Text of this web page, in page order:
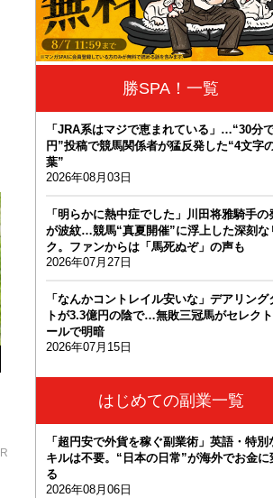
勝SPA！一覧
「JRA系はマジで恵まれている」…“30分
円”投稿で競馬関係者が猛反発した“4文字
葉”
2026年08月03日
「明らかに熱中症でした」川田将雅騎手の
が波紋…競馬“真夏開催”に浮上した深刻な
ク。ファンからは「馬死ぬぞ」の声も
2026年07月27日
「なんかコントレイル安いな」デアリング
トが3.3億円の陰で…無敗三冠馬がセレク
ールで明暗
2026年07月15日
はじめての副業一覧
「超円安で外貨を稼ぐ副業術」英語・特別
キルは不要。“日本の日常”が海外でお金に
る
2026年08月06日